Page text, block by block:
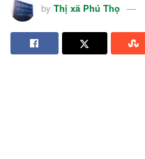
by Thị xã Phú Thọ